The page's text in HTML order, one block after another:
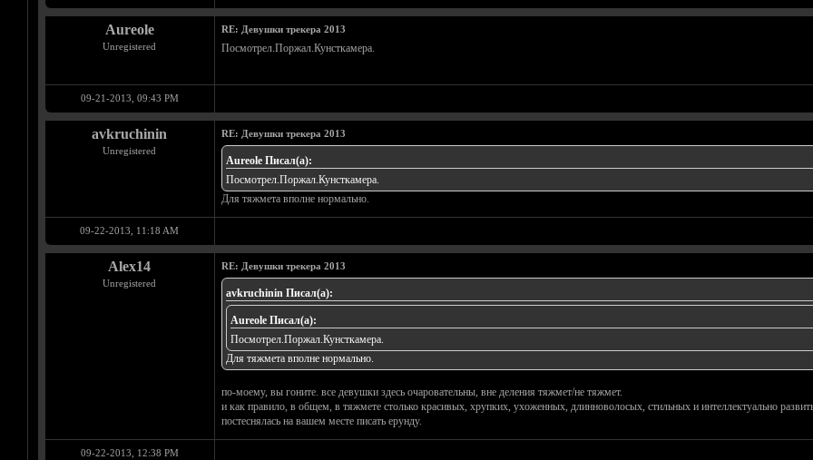
Aureole
Unregistered
RE: Девушки трекера 2013
Посмотрел.Поржал.Кунсткамера.
09-21-2013, 09:43 PM
avkruchinin
Unregistered
RE: Девушки трекера 2013
Aureole Писал(а):
Посмотрел.Поржал.Кунсткамера.
Для тяжмета вполне нормально.
09-22-2013, 11:18 AM
Alex14
Unregistered
RE: Девушки трекера 2013
avkruchinin Писал(а):
Aureole Писал(а):
Посмотрел.Поржал.Кунсткамера.
Для тяжмета вполне нормально.
по-моему, вы гоните. все девушки здесь очаровательны, вне деления тяжмет/не тяжмет.
и как правило, в общем, в тяжмете столько красивых, хрупких, ухоженных, длинноволосых, стильных и интеллектуально
постеснялась на вашем месте писать ерунду.
09-22-2013, 12:38 PM